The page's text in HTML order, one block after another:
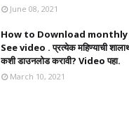
June 08, 2021
How to Download monthly
See video . प्रत्येक महिण्याची
कशी डाउनलोड करावी? Video पहा.
March 10, 2021